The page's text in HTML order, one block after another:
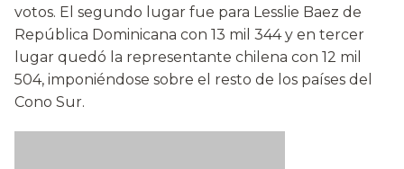
votos. El segundo lugar fue para Lesslie Baez de
República Dominicana con 13 mil 344 y en tercer
lugar quedó la representante chilena con 12 mil
504, imponiéndose sobre el resto de los países del
Cono Sur.